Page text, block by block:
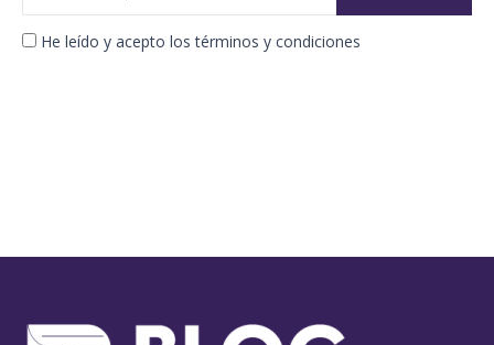
He leído y acepto los términos y condiciones